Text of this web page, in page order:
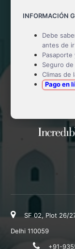
INFORMACIÓN
Debe
antes de
Pasaporte
Seguro de
Climas de
Pago en
SF 02, Plot 26/
Delhi 110059
+91-